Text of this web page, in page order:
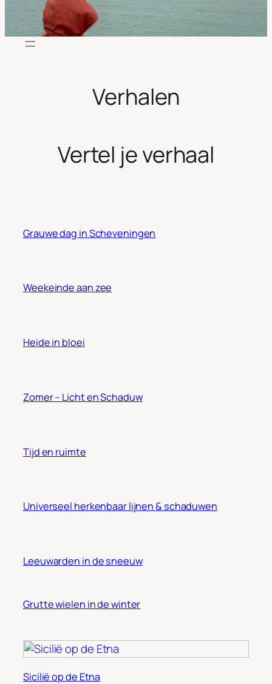
Verhalen
Vertel je verhaal
Grauwe dag in Scheveningen
Weekeinde aan zee
Heide in bloei
Zomer – Licht en Schaduw
Tijd en ruimte
Universeel herkenbaar lijnen & schaduwen
Leeuwarden in de sneeuw
Grutte wielen in de winter
Sicilië op de Etna